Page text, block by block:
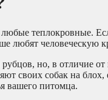
теплокровные.
любят человеческую
но, в отличие
своих собак на блох,
вашего питомца.